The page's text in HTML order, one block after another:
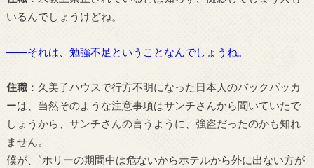
いるんでしょうけどね。
――それは、勉強不足ということなんでしょうね。
住職：久美子ハウスで行方不明になった日本人のバックパッカ
ーは、当然そのような注意事項はサンチさんから聞いていたで
しょうから、サンチさんの言うように、強盗だったのかも知れ
ません。
僕が、“ホリーの期間中は危ないからホテルから外に出ない方が